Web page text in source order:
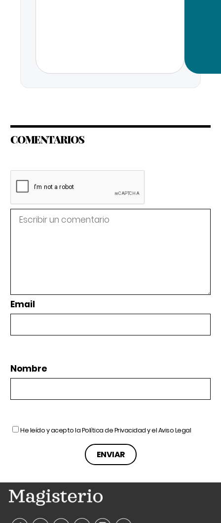
COMENTARIOS
Email
Nombre
He leído y acepto laPolítica de Privacidady elAviso Legal